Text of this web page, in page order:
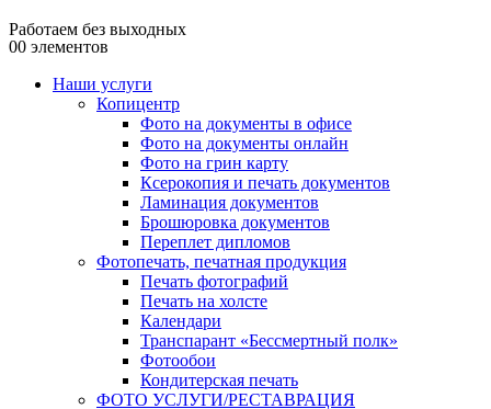
Работаем без выходных
00 элементов
Наши услуги
Копицентр
Фото на документы в офисе
Фото на документы онлайн
Фото на грин карту
Ксерокопия и печать документов
Ламинация документов
Брошюровка документов
Переплет дипломов
Фотопечать, печатная продукция
Печать фотографий
Печать на холсте
Календари
Транспарант «Бессмертный полк»
Фотообои
Кондитерская печать
ФОТО УСЛУГИ/РЕСТАВРАЦИЯ